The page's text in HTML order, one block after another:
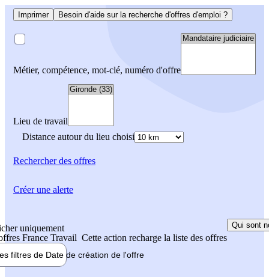
Imprimer Besoin d'aide sur la recherche d'offres d'emploi ?
Métier, compétence, mot-clé, numéro d'offre
Lieu de travail
Distance autour du lieu choisi
Rechercherdes offres
uniquement
France Travail Cette action recharge la liste des offres
Qui sont
filtres de Date de création de l'offre
Créer une alerte